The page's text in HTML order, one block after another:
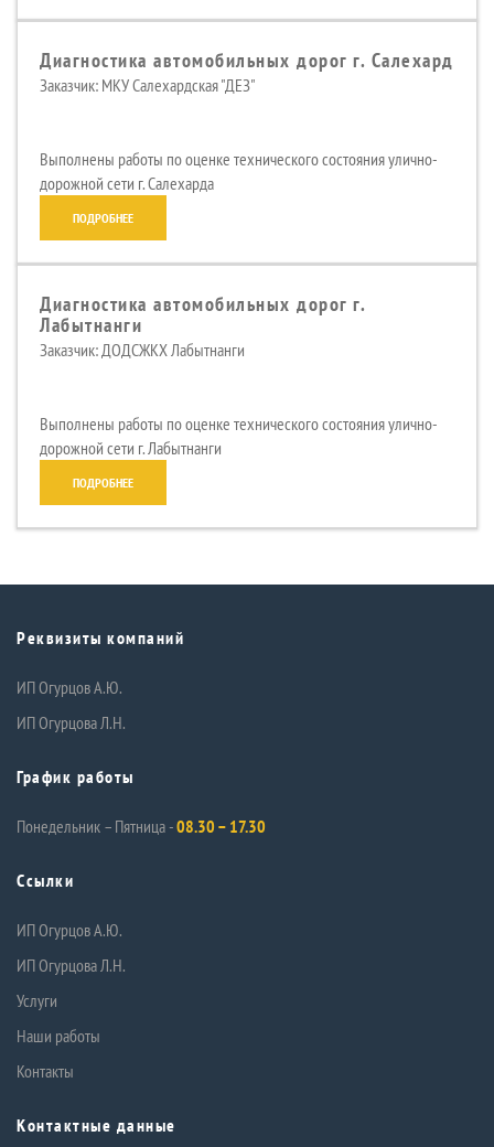
Диагностика автомобильных дорог г. Салехард
Заказчик: МКУ Салехардская "ДЕЗ"
Выполнены работы по оценке технического состояния улично-
дорожной сети г. Салехарда
ПОДРОБНЕЕ
Диагностика автомобильных дорог г.
Лабытнанги
Заказчик: ДОДСЖКХ Лабытнанги
Выполнены работы по оценке технического состояния улично-
дорожной сети г. Лабытнанги
ПОДРОБНЕЕ
Реквизиты компаний
ИП Огурцов А.Ю.
ИП Огурцова Л.Н.
График работы
Понедельник – Пятница -08.30 – 17.30
Ссылки
ИП Огурцов А.Ю.
ИП Огурцова Л.Н.
Услуги
Наши работы
Контакты
Контактные данные